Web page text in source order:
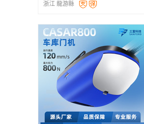
浙江 龍游縣